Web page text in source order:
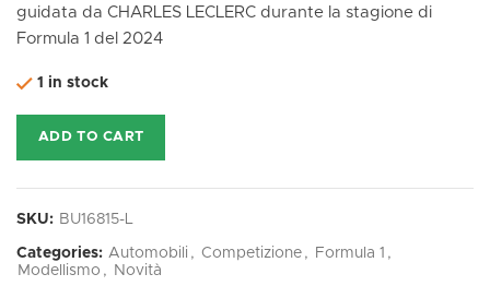
guidata da CHARLES LECLERC durante la stagione di
Formula 1 del 2024
1 in stock
ADD TO CART
SKU: BU16815-L
Categories: Automobili , Competizione , Formula 1 ,
Modellismo , Novità